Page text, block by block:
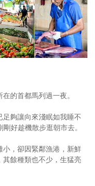
的首都馬列過一夜。
夠讓向來淺眠如我睡不
剛好趁機散步逛朝市去。
，卻因緊鄰漁港，新鮮
餘種類也不少，生猛亮